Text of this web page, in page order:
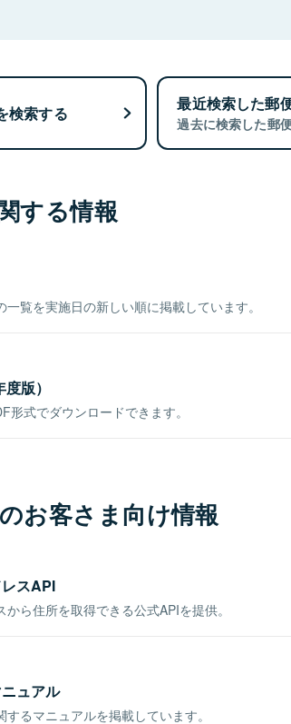
検索する 最近検索した郵
過去に検索した郵
する情報
覧を実施日の新しい順に掲載しています。
版）
式でダウンロードできます。
お客さま向け情報
スAPI
ら住所を取得できる公式APIを提供。
ュアル
るマニュアルを掲載しています。